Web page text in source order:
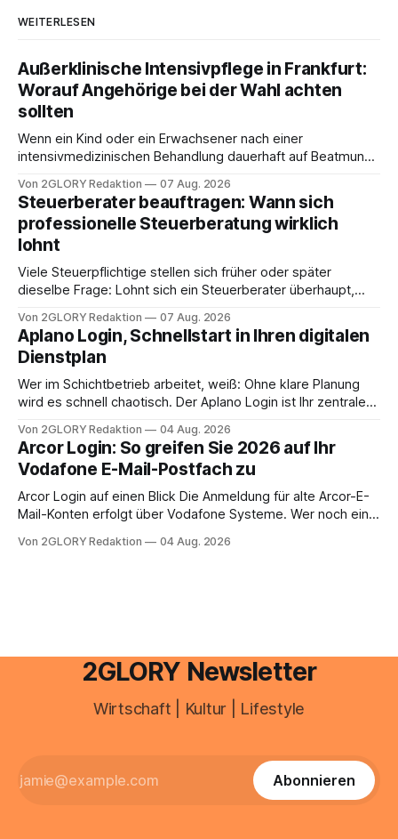
WEITERLESEN
Außerklinische Intensivpflege in Frankfurt:
Worauf Angehörige bei der Wahl achten
sollten
Wenn ein Kind oder ein Erwachsener nach einer
intensivmedizinischen Behandlung dauerhaft auf Beatmung
angewiesen ist, stellt sich für Familien eine schwierige
Frage: Muss die Versorgung dauerhaft in der Klinik bleiben –
oder ist ein Leben zu Hause möglich? Die außerklinische
Intensivpflege bietet genau diese Alternative: Sie
Von 2GLORY Redaktion 07 Aug. 2026
Steuerberater beauftragen: Wann sich
professionelle Steuerberatung wirklich
lohnt
Viele Steuerpflichtige stellen sich früher oder später
dieselbe Frage: Lohnt sich ein Steuerberater überhaupt,
erledigen? Die kurze Antwort: Bei einfachen
Einkommensverhältnissen reicht häufig eine Steuersoftware
aus – sobald jedoch mehrere Einkunftsarten
zusammentreffen oder größere finanzielle Veränderungen
anstehen, zahlt sich professionelle Unterstützung meist
Von 2GLORY Redaktion 07 Aug. 2026
Aplano Login, Schnellstart in Ihren digitalen
Dienstplan
Wer im Schichtbetrieb arbeitet, weiß: Ohne klare Planung
wird es schnell chaotisch. Der Aplano Login ist Ihr zentraler
abwesenheiten und die gesamte kommunikation rund um
Ihr personal digital zu organisieren. In diesem Leitfaden
erfahren Sie alles, was Sie für einen reibungslosen Einstieg
brauchen, von der Registrierung
Von 2GLORY Redaktion 04 Aug. 2026
Arcor Login: So greifen Sie 2026 auf Ihr
Vodafone E-Mail-Postfach zu
Arcor Login auf einen Blick Die Anmeldung für alte Arcor-E-
Mail-Konten erfolgt über Vodafone Systeme. Wer noch eine
besitzt, loggt sich heute über das Vodafone E-Mail & Cloud
Von 2GLORY Redaktion 04 Aug. 2026
2GLORY Newsletter
Wirtschaft | Kultur | Lifestyle
Abonnieren